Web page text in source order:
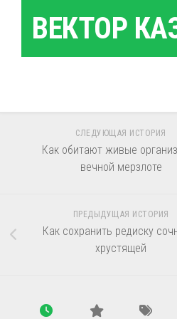
содержаниюВЕКТОР
СЛЕДУЮЩАЯ ИСТОРИЯ
Как обитают живые
вечной мерзлоте
ПРЕДЫДУЩАЯ ИСТОРИЯ
Как сохранить редиску
хрустящей